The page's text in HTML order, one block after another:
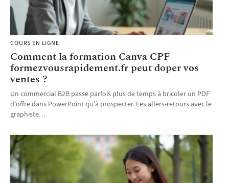
COURS EN LIGNE
Comment la formation Canva CPF
formezvousrapidement.fr peut doper vos
ventes ?
Un commercial B2B passe parfois plus de temps à bricoler un PDF
d'offre dans PowerPoint qu'à prospecter. Les allers-retours avec le
graphiste…